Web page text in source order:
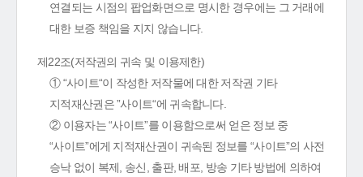
연결되는 시점의 팝업화면으로 명시한 경우에는 그 거래에
대한 보증 책임을 지지 않습니다.
제22조(저작권의 귀속 및 이용제한)
① “사이트“이 작성한 저작물에 대한 저작권 기타
지적재산권은 ”사이트“에 귀속합니다.
② 이용자는 “사이트”를 이용함으로써 얻은 정보 중
“사이트”에게 지적재산권이 귀속된 정보를 “사이트”의 사전
승낙 없이 복제, 송신, 출판, 배포, 방송 기타 방법에 의하여